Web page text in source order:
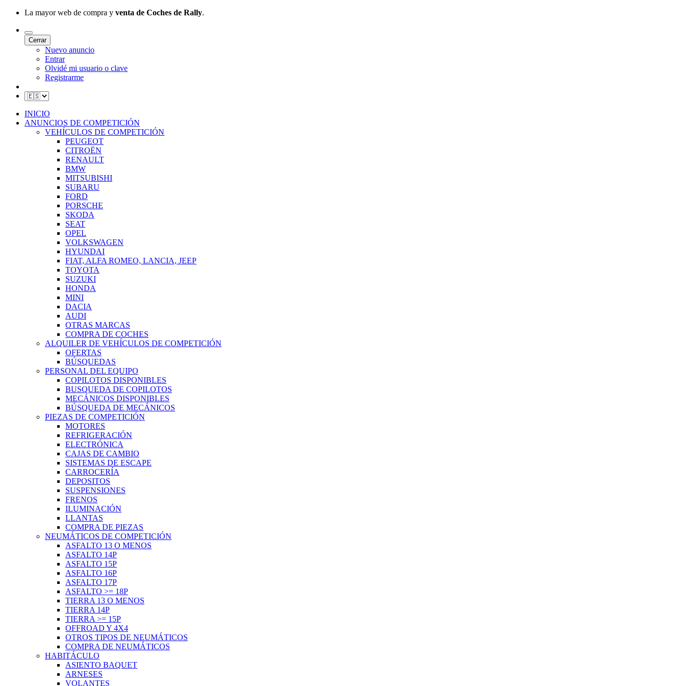
La mayor web de compra y venta de Coches de Rally.
Cerrar
Nuevo anuncio
Entrar
Olvidé mi usuario o clave
Registrarme
INICIO
ANUNCIOS DE COMPETICIÓN
VEHÍCULOS DE COMPETICIÓN
PEUGEOT
CITROËN
RENAULT
BMW
MITSUBISHI
SUBARU
FORD
PORSCHE
SKODA
SEAT
OPEL
VOLKSWAGEN
HYUNDAI
FIAT, ALFA ROMEO, LANCIA, JEEP
TOYOTA
SUZUKI
HONDA
MINI
DACIA
AUDI
OTRAS MARCAS
COMPRA DE COCHES
ALQUILER DE VEHÍCULOS DE COMPETICIÓN
OFERTAS
BÚSQUEDAS
PERSONAL DEL EQUIPO
COPILOTOS DISPONIBLES
BUSQUEDA DE COPILOTOS
MECÁNICOS DISPONIBLES
BÚSQUEDA DE MECÁNICOS
PIEZAS DE COMPETICIÓN
MOTORES
REFRIGERACIÓN
ELECTRÓNICA
CAJAS DE CAMBIO
SISTEMAS DE ESCAPE
CARROCERÍA
DEPOSITOS
SUSPENSIONES
FRENOS
ILUMINACIÓN
LLANTAS
COMPRA DE PIEZAS
NEUMÁTICOS DE COMPETICIÓN
ASFALTO 13 O MENOS
ASFALTO 14P
ASFALTO 15P
ASFALTO 16P
ASFALTO 17P
ASFALTO >= 18P
TIERRA 13 O MENOS
TIERRA 14P
TIERRA >= 15P
OFFROAD Y 4X4
OTROS TIPOS DE NEUMÁTICOS
COMPRA DE NEUMÁTICOS
HABITÁCULO
ASIENTO BAQUET
ARNESES
VOLANTES